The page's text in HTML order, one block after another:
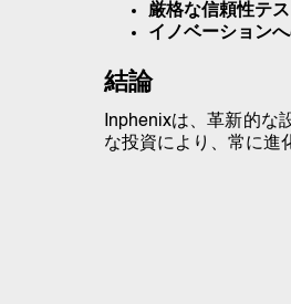
厳格な信頼性テ
イノベーション
結論
Inphenixは、革新的な
な投資により、常に進